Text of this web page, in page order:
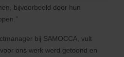
bijvoorbeeld door hun
bij SAMOCCA, vult
ons werk werd getoond en